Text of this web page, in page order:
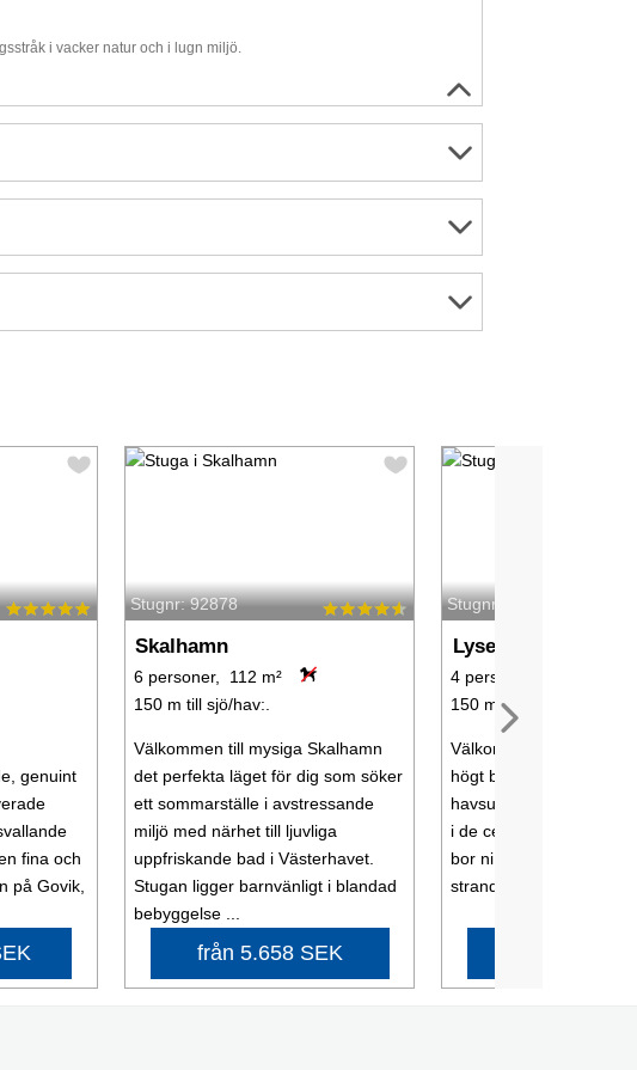
i vacker natur och i lugn miljö.
genuint
fina och
på Govik,
Stugnr: 92878
Skalhamn
6 personer, 112 m²
150 m till sjö/hav:.
Välkommen till mysiga Skalhamn
det perfekta läget för dig som söker
ett sommarställe i avstressande
miljö med närhet till ljuvliga
uppfriskande bad i Västerhavet.
Stugan ligger barnvänligt i blandad
bebyggelse ...
från 5.658 SEK
Stugnr: 43907
Lysekil
4 personer, 35 m²
150 m till sjö/hav:.
Välkommen till denna
högt belägna lägenhet
havsutsikt som är en
i de centrala delarna av
bor ni på perfekt
strandpromenaden in